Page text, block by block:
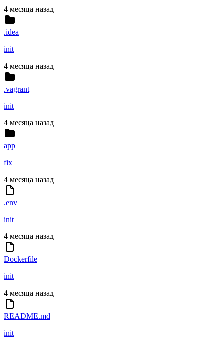
4 месяца назад
.idea
init
4 месяца назад
.vagrant
init
4 месяца назад
app
fix
4 месяца назад
.env
init
4 месяца назад
Dockerfile
init
4 месяца назад
README.md
init